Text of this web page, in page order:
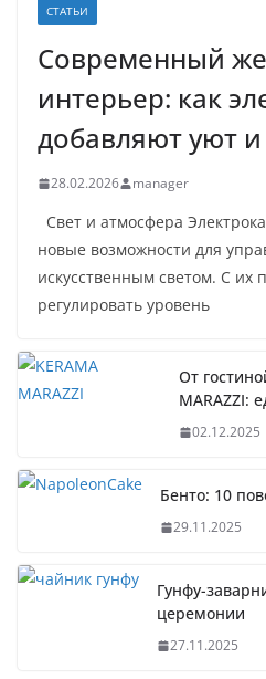
СТАТЬИ
Современный
интерьер: как
добавляют уют и
28.02.2026 manager
Свет и атмосфера
новые возможности для
искусственным светом. С
регулировать уровень
От
MARAZZI:
02.12.2025
Бенто: 10
29.11.2025
Гунфу-
церемонии
27.11.2025